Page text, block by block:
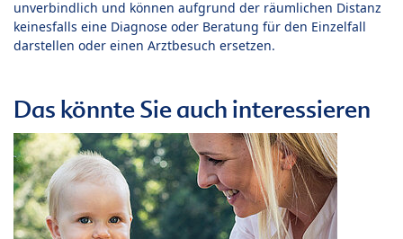
unverbindlich und können aufgrund der räumlichen Distanz
keinesfalls eine Diagnose oder Beratung für den Einzelfall
darstellen oder einen Arztbesuch ersetzen.
Das könnte Sie auch interessieren